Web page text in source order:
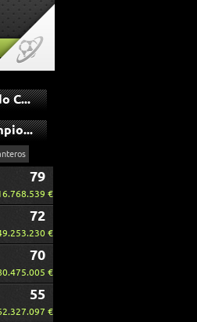
Último video del futmondo Champions
Plantilla - futmondo Champions
79
€
72
€
70
€
55
€